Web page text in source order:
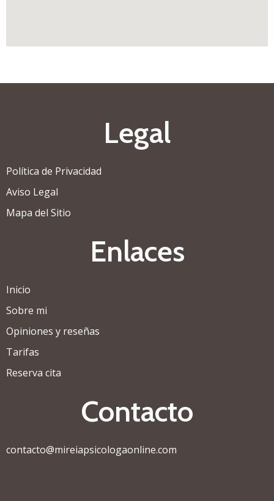
Legal
Política de Privacidad
Aviso Legal
Mapa del Sitio
Enlaces
Inicio
Sobre mi
Opiniones y reseñas
Tarifas
Reserva cita
Contacto
contacto@mireiapsicologaonline.com